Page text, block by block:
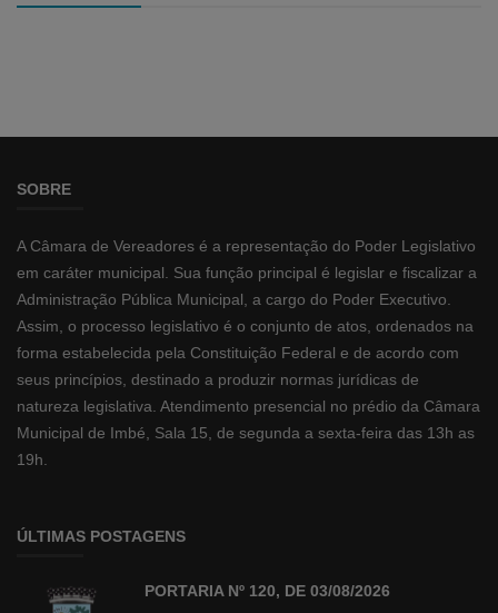
SOBRE
A Câmara de Vereadores é a representação do Poder Legislativo
em caráter municipal. Sua função principal é legislar e fiscalizar a
Administração Pública Municipal, a cargo do Poder Executivo.
Assim, o processo legislativo é o conjunto de atos, ordenados na
forma estabelecida pela Constituição Federal e de acordo com
seus princípios, destinado a produzir normas jurídicas de
natureza legislativa. Atendimento presencial no prédio da Câmara
Municipal de Imbé, Sala 15, de segunda a sexta-feira das 13h as
19h.
ÚLTIMAS POSTAGENS
PORTARIA Nº 120, DE 03/08/2026